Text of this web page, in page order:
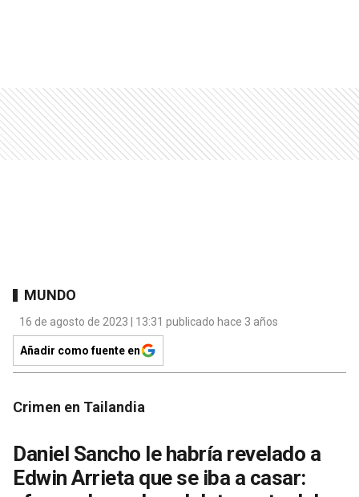
MUNDO
16 de agosto de 2023 | 13:31 publicado hace 3 años
Añadir como fuente en
Crimen en Tailandia
Daniel Sancho le habría revelado a
Edwin Arrieta que se iba a casar: